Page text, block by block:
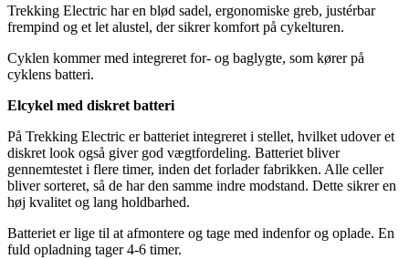
Trekking Electric har en blød sadel, ergonomiske greb, justérbar
frempind og et let alustel, der sikrer komfort på cykelturen.
Cyklen kommer med integreret for- og baglygte, som kører på
cyklens batteri.
Elcykel med diskret batteri
På Trekking Electric er batteriet integreret i stellet, hvilket udover et
diskret look også giver god vægtfordeling. Batteriet bliver
gennemtestet i flere timer, inden det forlader fabrikken. Alle celler
bliver sorteret, så de har den samme indre modstand. Dette sikrer en
høj kvalitet og lang holdbarhed.
Batteriet er lige til at afmontere og tage med indenfor og oplade. En
fuld opladning tager 4-6 timer.